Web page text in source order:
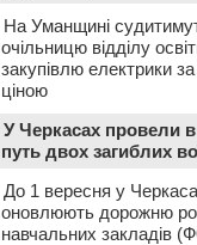
На Уманщині
очільницю відділу
закупівлю електрики
ціною
У Черкасах провели
путь двох загиблих
До 1 вересня у
оновлюють дорожню
навчальних закладів